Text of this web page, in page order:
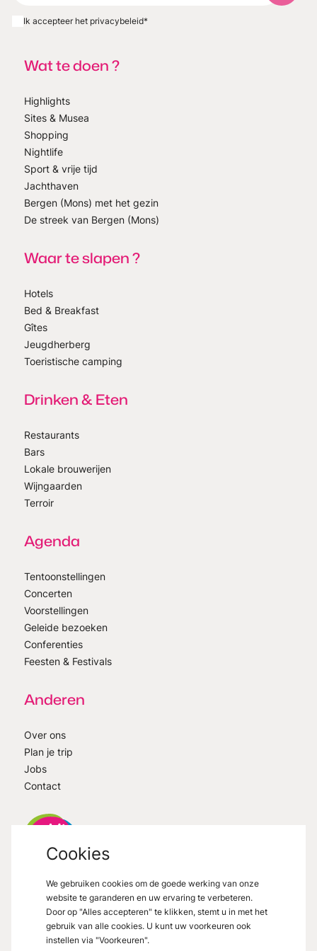
Ik accepteer het privacybeleid*
Wat te doen ?
Highlights
Sites & Musea
Shopping
Nightlife
Sport & vrije tijd
Jachthaven
Bergen (Mons) met het gezin
De streek van Bergen (Mons)
Waar te slapen ?
Hotels
Bed & Breakfast
Gîtes
Jeugdherberg
Toeristische camping
Drinken & Eten
Restaurants
Bars
Lokale brouwerijen
Wijngaarden
Terroir
Agenda
Tentoonstellingen
Concerten
Voorstellingen
Geleide bezoeken
Conferenties
Feesten & Festivals
Anderen
Over ons
Plan je trip
Jobs
Contact
VisitMons2026- All right reserved
Grand Place 27, 7000 Mons
Cookies
We gebruiken cookies om de goede werking van onze
website te garanderen en uw ervaring te verbeteren.
Door op "Alles accepteren" te klikken, stemt u in met het
gebruik van alle cookies. U kunt uw voorkeuren ook
instellen via "Voorkeuren".